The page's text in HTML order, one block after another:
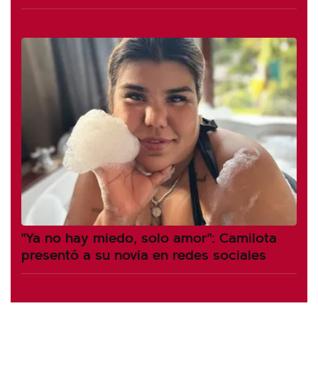
"Ya no hay miedo, solo amor": Camilota
presentó a su novia en redes sociales